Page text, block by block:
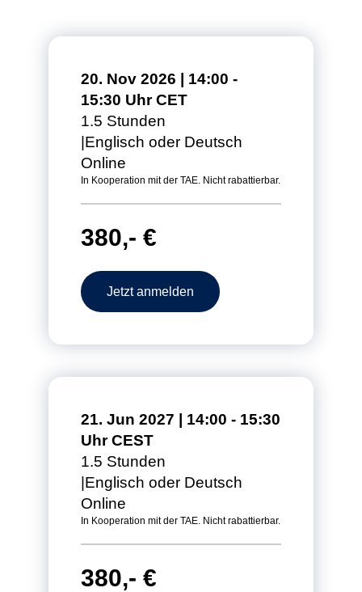
20. Nov 2026 | 14:00 -
15:30 Uhr CET
1.5 Stunden
Englisch oder Deutsch
Online
In Kooperation mit der TAE. Nicht rabattierbar.
380,- €
Jetzt anmelden
21. Jun 2027 | 14:00 - 15:30
Uhr CEST
1.5 Stunden
Englisch oder Deutsch
Online
In Kooperation mit der TAE. Nicht rabattierbar.
380,- €